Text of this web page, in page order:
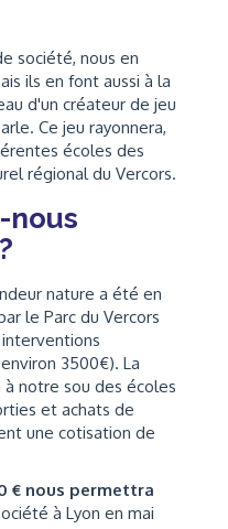
société, nous en
ils en font aussi à la
d'un créateur de jeu
Ce jeu rayonnera,
écoles des
régional du Vercors.
nous
nature a été en
le Parc du Vercors
3500€). La
notre sou des écoles
et achats de
une cotisation de
€ nous permettra
à Lyon en mai